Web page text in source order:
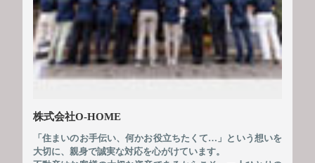
株式会社O-HOME
「住まいのお手伝い、何かお役立ちたくて…」という想いを
大切に、親身で誠実な対応を心がけています。